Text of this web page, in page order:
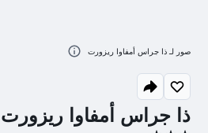
ذا جراس أمفاوا ريزورت
صور لـ ذا جراس أمفاوا ريزورت